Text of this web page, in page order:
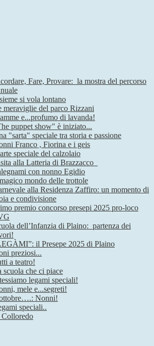
Fare, Provare: la mostra del percorso
si vola lontano
meraviglie del parco Rizzani
e...profumo di lavanda!
puppet show" è iniziato...
"sarta" speciale tra storia e passione
Franco , Fiorina e i geis
speciale del calzolaio
alla Latteria di Brazzacco
con nonno Egidio
mondo delle trottole
alla Residenza Zaffiro: un momento di
e condivisione
premio concorso presepi 2025 pro-loco
dell’Infanzia di Plaino: partenza dei
il Presepe 2025 di Plaino
preziosi...
a teatro!
scuola che ci piace
legami speciali!
mele e...segreti!
Nonni!
speciali..
Colloredo